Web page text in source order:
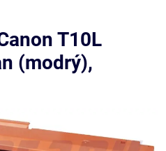
T10L
(modrý),